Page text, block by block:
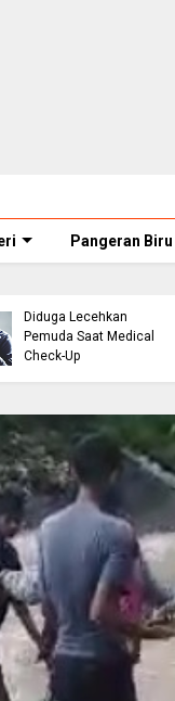
Pangeran Biru
Diduga Lecehkan
Pemuda Saat Medical
Check-Up